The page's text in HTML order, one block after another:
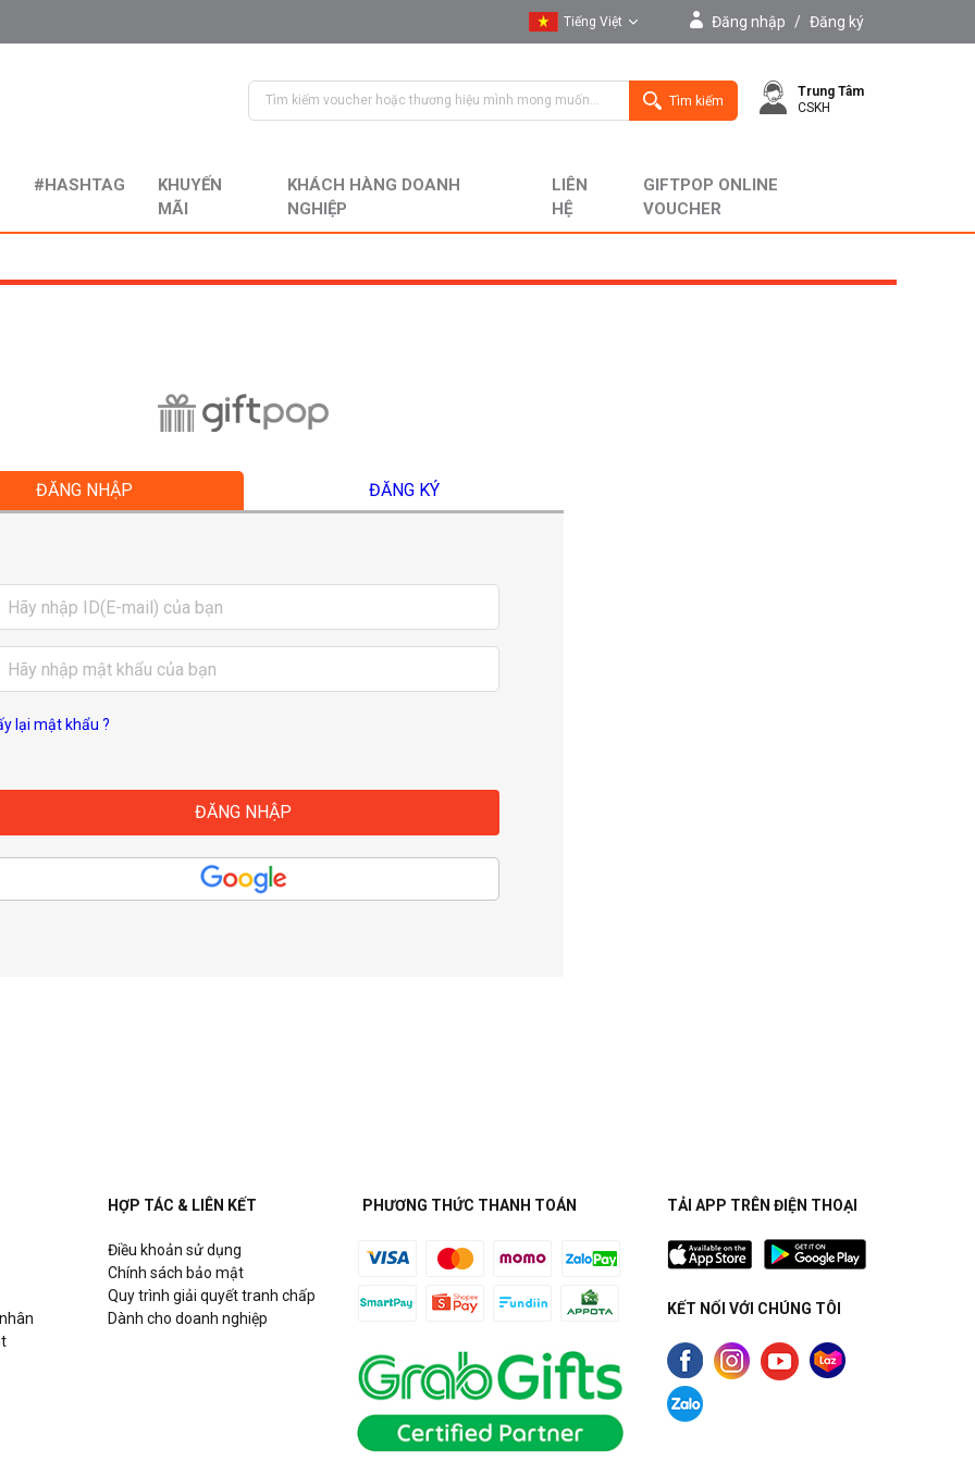
Tiếng Việt
English
Đăng nhập / Đăng ký
Tìm kiếm
Trung Tâm
CSKH
#HASHTAG
KHUYẾN
MÃI
KHÁCH HÀNG DOANH
NGHIỆP
LIÊN
HỆ
GIFTPOP ONLINE
VOUCHER
ĐĂNG NHẬP ĐĂNG KÝ
lại mật khẩu ?
HỢP TÁC & LIÊN KẾT
Điều khoản sử dụng
Chính sách bảo mật
Quy trình giải quyết tranh chấp
Dành cho doanh nghiệp
PHƯƠNG THỨC THANH TOÁN TẢI APP TRÊN ĐIỆN THOẠI
KẾT NỐI VỚI CHÚNG TÔI